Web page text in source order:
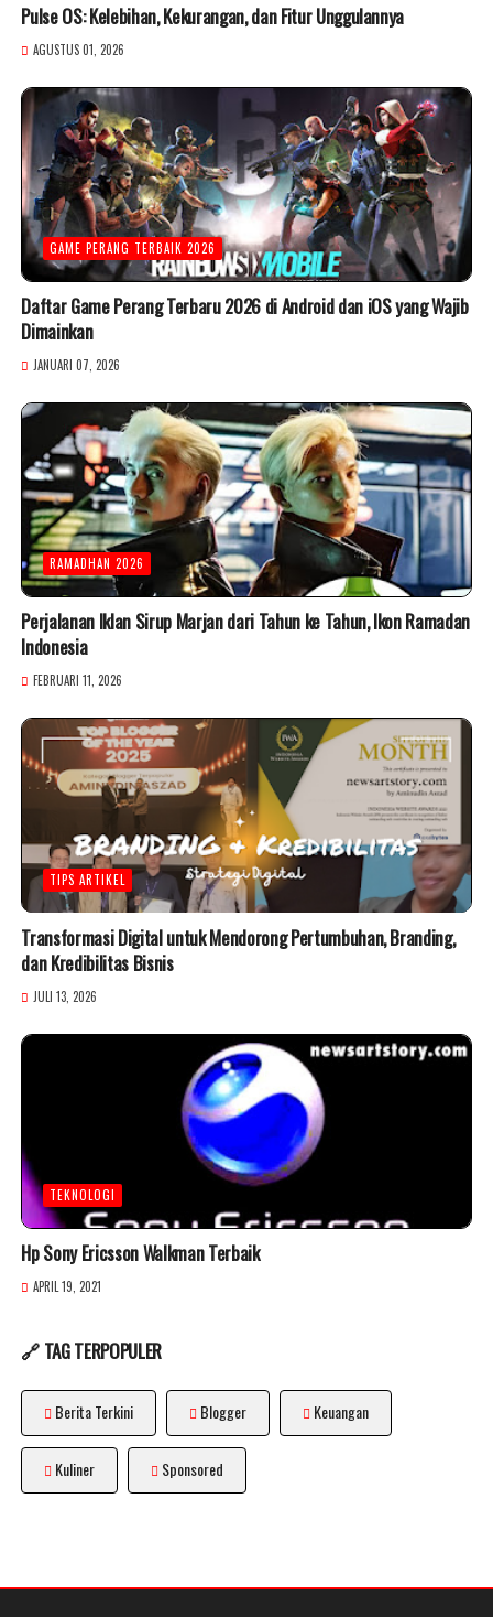
Pulse OS: Kelebihan, Kekurangan, dan Fitur Unggulannya
AGUSTUS 01, 2026
GAME PERANG TERBAIK 2026
Daftar Game Perang Terbaru 2026 di Android dan iOS yang Wajib
Dimainkan
JANUARI 07, 2026
RAMADHAN 2026
Perjalanan Iklan Sirup Marjan dari Tahun ke Tahun, Ikon Ramadan
Indonesia
FEBRUARI 11, 2026
TIPS ARTIKEL
Transformasi Digital untuk Mendorong Pertumbuhan, Branding,
dan Kredibilitas Bisnis
JULI 13, 2026
TEKNOLOGI
Hp Sony Ericsson Walkman Terbaik
APRIL 19, 2021
🔗 TAG TERPOPULER
Berita Terkini Blogger Keuangan
Kuliner Sponsored